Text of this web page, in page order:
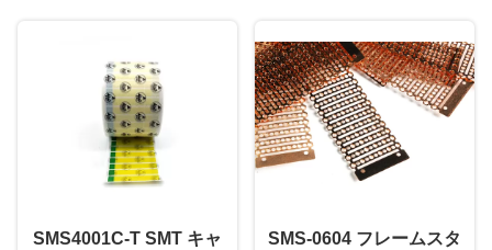
SMS4001C-T SMT キャ
SMS-0604 フレームスタ